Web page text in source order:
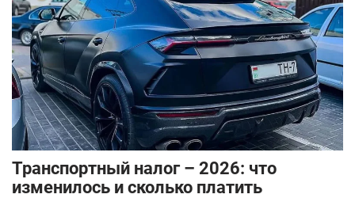
Транспортный налог – 2026: что
изменилось и сколько платить